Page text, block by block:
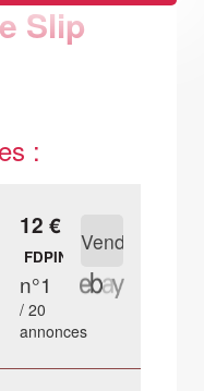
Slip
:
12 €
FDPIN
n°1
/ 20
annonces